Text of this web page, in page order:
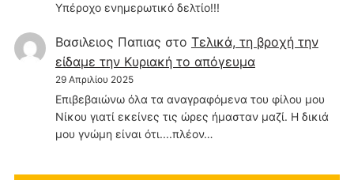
Υπέροχο ενημερωτικό δελτίο!!!
Βασιλειος Παπιας στο Τελικά, τη βροχή την
είδαμε την Κυριακή το απόγευμα
29 Απριλίου 2025
Επιβεβαιώνω όλα τα αναγραφόμενα του φίλου μου
Νίκου γιατί εκείνες τις ώρες ήμασταν μαζί. Η δικιά
μου γνώμη είναι ότι....πλέον…